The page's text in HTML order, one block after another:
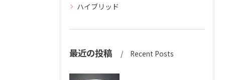
ハイブリッド
最近の投稿 Recent Posts